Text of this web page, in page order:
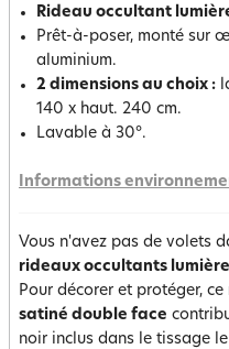
Rideau occultant
Prêt-à-poser, monté sur
aluminium.
2 dimensions au choix :
140 x haut. 240 cm.
Lavable à 30°.
Informations
Vous n'avez pas de volets
rideaux occultants
Pour décorer et protéger, ce
satiné double face
noir inclus dans le tissage